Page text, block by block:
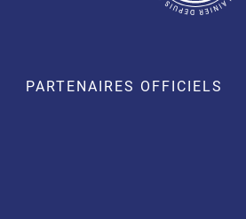
PARTENAIRES OFFICIELS